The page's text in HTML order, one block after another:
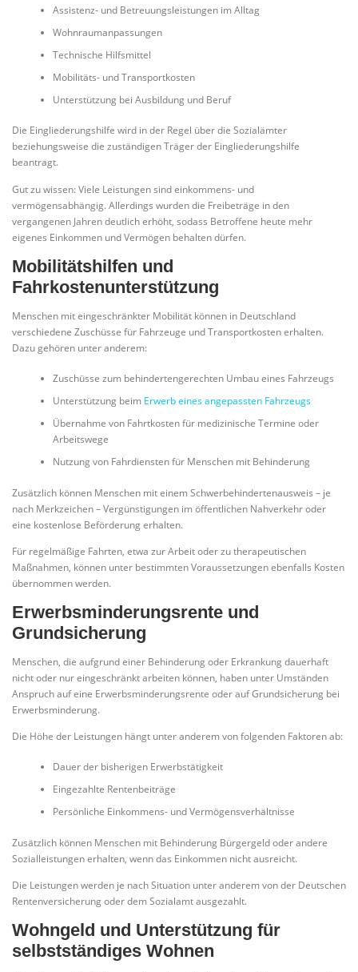
Assistenz- und Betreuungsleistungen im Alltag
Wohnraumanpassungen
Technische Hilfsmittel
Mobilitäts- und Transportkosten
Unterstützung bei Ausbildung und Beruf
Die Eingliederungshilfe wird in der Regel über die Sozialämter
beziehungsweise die zuständigen Träger der Eingliederungshilfe
beantragt.
Gut zu wissen: Viele Leistungen sind einkommens- und
vermögensabhängig. Allerdings wurden die Freibeträge in den
vergangenen Jahren deutlich erhöht, sodass Betroffene heute mehr
eigenes Einkommen und Vermögen behalten dürfen.
Mobilitätshilfen und
Fahrkostenunterstützung
Menschen mit eingeschränkter Mobilität können in Deutschland
verschiedene Zuschüsse für Fahrzeuge und Transportkosten erhalten.
Dazu gehören unter anderem:
Zuschüsse zum behindertengerechten Umbau eines Fahrzeugs
Unterstützung beim Erwerb eines angepassten Fahrzeugs
Übernahme von Fahrtkosten für medizinische Termine oder
Arbeitswege
Nutzung von Fahrdiensten für Menschen mit Behinderung
Zusätzlich können Menschen mit einem Schwerbehindertenausweis – je
nach Merkzeichen – Vergünstigungen im öffentlichen Nahverkehr oder
eine kostenlose Beförderung erhalten.
Für regelmäßige Fahrten, etwa zur Arbeit oder zu therapeutischen
Maßnahmen, können unter bestimmten Voraussetzungen ebenfalls Kosten
übernommen werden.
Erwerbsminderungsrente und
Grundsicherung
Menschen, die aufgrund einer Behinderung oder Erkrankung dauerhaft
nicht oder nur eingeschränkt arbeiten können, haben unter Umständen
Anspruch auf eine Erwerbsminderungsrente oder auf Grundsicherung bei
Erwerbsminderung.
Die Höhe der Leistungen hängt unter anderem von folgenden Faktoren ab:
Dauer der bisherigen Erwerbstätigkeit
Eingezahlte Rentenbeiträge
Persönliche Einkommens- und Vermögensverhältnisse
Zusätzlich können Menschen mit Behinderung Bürgergeld oder andere
Sozialleistungen erhalten, wenn das Einkommen nicht ausreicht.
Die Leistungen werden je nach Situation unter anderem von der Deutschen
Rentenversicherung oder dem Sozialamt ausgezahlt.
Wohngeld und Unterstützung für
selbstständiges Wohnen